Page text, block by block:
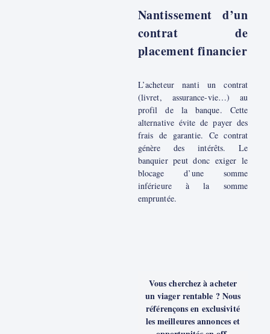
Nantissement d’un
contrat de
placement financier
L’acheteur nanti un contrat
(livret, assurance-vie…) au
profil de la banque. Cette
alternative évite de payer des
frais de garantie. Ce contrat
génère des intérêts. Le
banquier peut donc exiger le
blocage d’une somme
inférieure à la somme
empruntée.
Vous cherchez à acheter
un viager rentable ? Nous
référençons en exclusivité
les meilleures annonces et